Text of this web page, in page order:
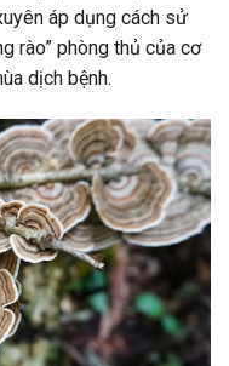
áp dụng cách sử
rào” phòng thủ của cơ
dịch bệnh.